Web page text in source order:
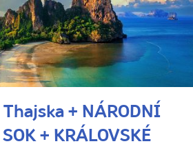
+ NÁRODNÍ
+ KRÁLOVSKÉ